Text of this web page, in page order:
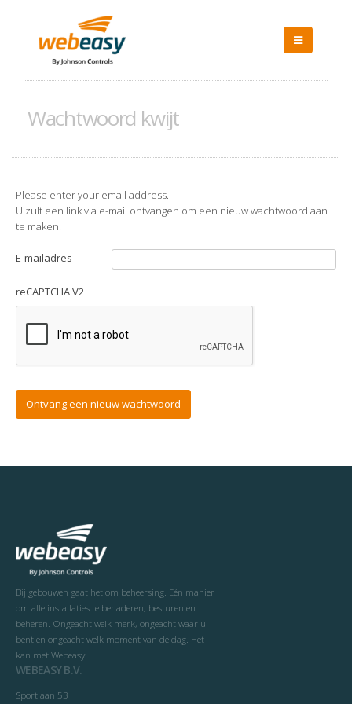
Wachtwoord kwijt
Please enter your email address.
U zult een link via e-mail ontvangen om een nieuw wachtwoord aan
te maken.
E-mailadres
reCAPTCHA V2
Bij gebouwen gaat het om beheersing. Eén manier
om alle installaties te benaderen, besturen en
beheren. Ongeacht welk merk, ongeacht waar u
bent en ongeacht welk moment van de dag. Het
kan met Webeasy.
WEBEASY B.V.
Sportlaan 53